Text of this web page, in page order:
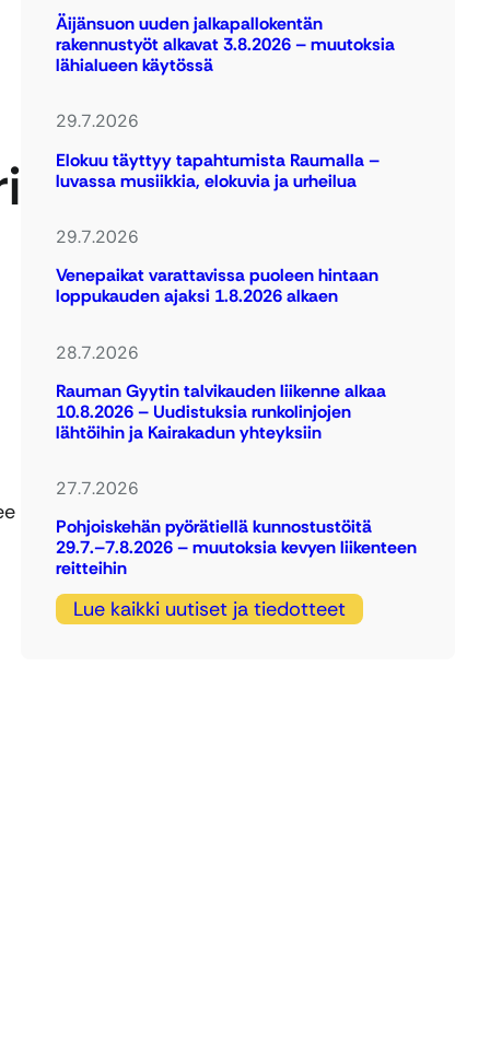
Äijänsuon uuden jalkapallokentän
rakennustyöt alkavat 3.8.2026 – muutoksia
lähialueen käytössä
29.7.2026
Elokuu täyttyy tapahtumista Raumalla –
luvassa musiikkia, elokuvia ja urheilua
29.7.2026
Venepaikat varattavissa puoleen hintaan
loppukauden ajaksi 1.8.2026 alkaen
28.7.2026
Rauman Gyytin talvikauden liikenne alkaa
10.8.2026 – Uudistuksia runkolinjojen
lähtöihin ja Kairakadun yhteyksiin
27.7.2026
Pohjoiskehän pyörätiellä kunnostustöitä
29.7.–7.8.2026 – muutoksia kevyen liikenteen
reitteihin
Lue kaikki uutiset ja tiedotteet